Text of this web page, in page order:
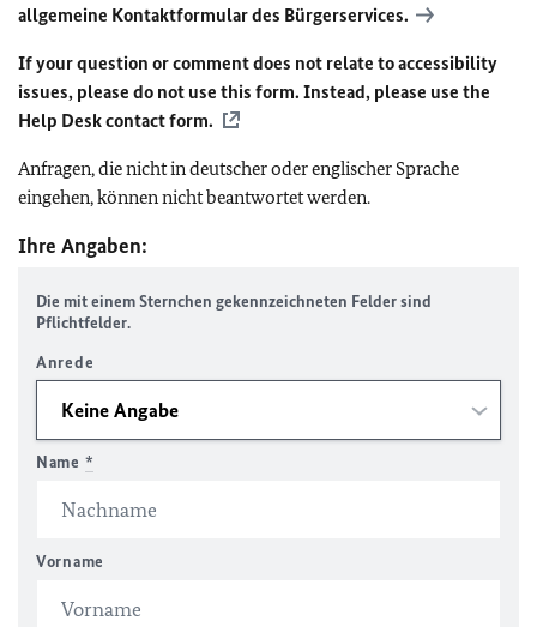
allgemeine Kontaktformular des Bürgerservices.
If your question or comment does not relate to accessibility
issues, please do not use this form. Instead, please use the
Help Desk contact form.
Anfragen, die nicht in deutscher oder englischer Sprache
eingehen, können nicht beantwortet werden.
Ihre Angaben:
Die mit einem Sternchen gekennzeichneten Felder sind
Pflichtfelder.
Anrede
Name *
Vorname